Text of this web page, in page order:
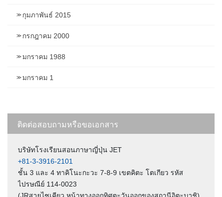
กุมภาพันธ์ 2015
กรกฎาคม 2000
มกราคม 1988
มกราคม 1
ติดต่อสอบถามหรือขอเอกสาร
บริษัทโรงเรียนสอนภาษาญี่ปุ่น JET
+81-3-3916-2101
ชั้น 3 และ 4 ทาคิโนะกะวะ 7-8-9 เขตคิตะ โตเกียว รหัส
ไปรษณีย์ 114-0023